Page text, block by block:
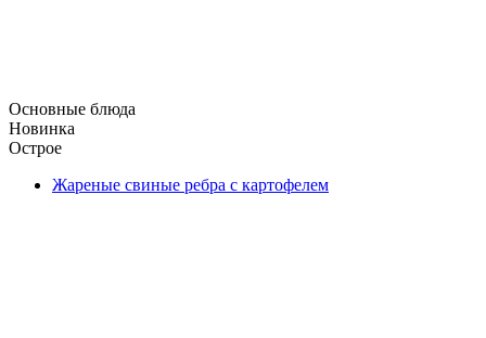
Основные блюда
Новинка
Острое
Жареные свиные ребра с картофелем